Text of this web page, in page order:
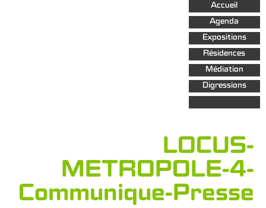
Aller au
contenu
principal
Accueil
Agenda
Expositions
Résidences
Médiation
Digressions
LOCUS-
METROPOLE-4-
Communique-Presse